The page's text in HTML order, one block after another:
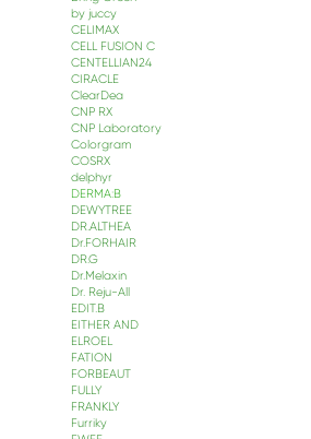
by juccy
CELIMAX
CELL FUSION С
CENTELLIAN24
CIRACLE
ClearDea
CNP RX
CNP Laboratory
Colorgram
COSRX
delphyr
DERMA:B
DEWYTREE
DR.ALTHEA
Dr.FORHAIR
DR.G
Dr.Melaxin
Dr. Reju-All
EDIT.B
EITHER AND
ELROEL
FATION
FORBEAUT
FULLY
FRANKLY
Furriky